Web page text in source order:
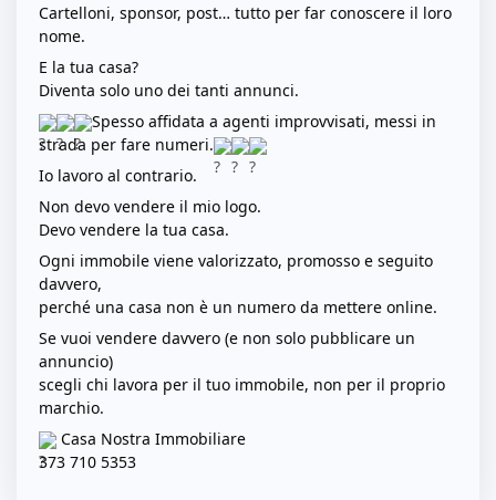
Cartelloni, sponsor, post… tutto per far conoscere il loro
nome.
E la tua casa?
Diventa solo uno dei tanti annunci.
Spesso affidata a agenti improvvisati, messi in
strada per fare numeri.
Io lavoro al contrario.
Non devo vendere il mio logo.
Devo vendere la tua casa.
Ogni immobile viene valorizzato, promosso e seguito
davvero,
perché una casa non è un numero da mettere online.
Se vuoi vendere davvero (e non solo pubblicare un
annuncio)
scegli chi lavora per il tuo immobile, non per il proprio
marchio.
Casa Nostra Immobiliare
373 710 5353